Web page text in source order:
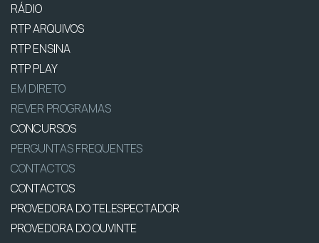
RÁDIO
RTP ARQUIVOS
RTP ENSINA
RTP PLAY
EM DIRETO
REVER PROGRAMAS
CONCURSOS
PERGUNTAS FREQUENTES
CONTACTOS
CONTACTOS
PROVEDORA DO TELESPECTADOR
PROVEDORA DO OUVINTE